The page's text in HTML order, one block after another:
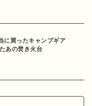
に買ったキャンプギア
あの焚き火台